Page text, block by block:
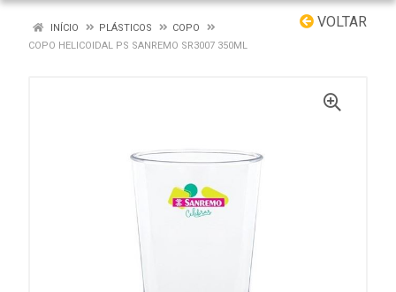
VOLTAR
INÍCIO PLÁSTICOS
COPO
COPO HELICOIDAL PS SANREMO SR3007 350ML